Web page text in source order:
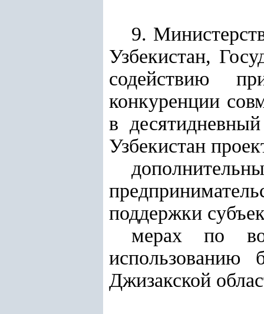
9.
Узбекистан,
содействию
конкуренции
в
Узбекистан
поддержки
мерах по
использованию
Джизакской